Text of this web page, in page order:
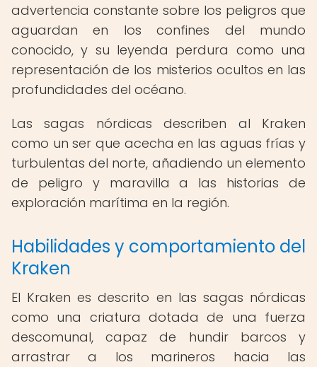
advertencia constante sobre los peligros que
aguardan en los confines del mundo
conocido, y su leyenda perdura como una
representación de los misterios ocultos en las
profundidades del océano.
Las sagas nórdicas describen al Kraken
como un ser que acecha en las aguas frías y
turbulentas del norte, añadiendo un elemento
de peligro y maravilla a las historias de
exploración marítima en la región.
Habilidades y comportamiento del
Kraken
El Kraken es descrito en las sagas nórdicas
como una criatura dotada de una fuerza
descomunal, capaz de hundir barcos y
arrastrar a los marineros hacia las